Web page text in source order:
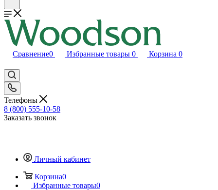
Сравнение0 Избранные товары 0 Корзина 0
Телефоны
8 (800) 555-10-58
Заказать звонок
Личный кабинет
Корзина0
Избранные товары0